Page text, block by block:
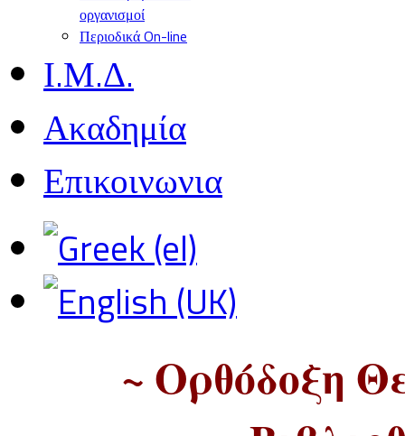
οργανισμοί
Περιοδικά On-line
Ι.Μ.Δ.
Ακαδημία
Επικοινωνια
~ Ορθόδοξη